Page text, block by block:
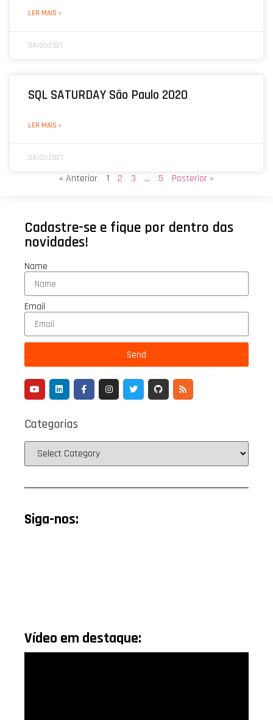
LER MAIS »
04/01/2021
SQL SATURDAY São Paulo 2020
LER MAIS »
04/01/2021
« Anterior 1 2 3 … 5 Posterior »
Cadastre-se e fique por dentro das
novidades!
Name
Email
Send
Categorias
Siga-nos:
Vídeo em destaque: